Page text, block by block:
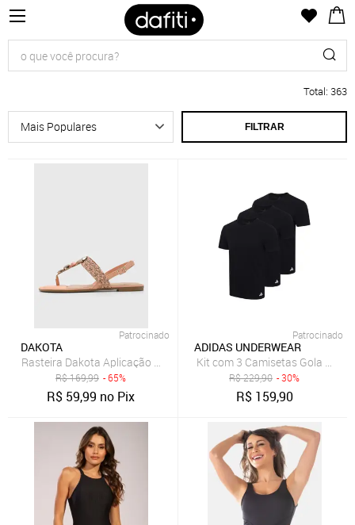
Total: 363
FILTRAR
Patrocinado
DAKOTA
Rasteira Dakota Aplicação Coral
R$169,99 - 65%
R$ 59,99 no Pix
Patrocinado
ADIDAS UNDERWEAR
Kit com 3 Camisetas Gola
R$229,90 - 30%
R$ 159,90